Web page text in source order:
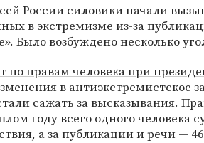
России силовики начали
в экстремизме из-за
Было возбуждено несколько
по правам человека при
в антиэкстремистское
сажать за высказывания.
году всего одного человека
а за публикации и речи —